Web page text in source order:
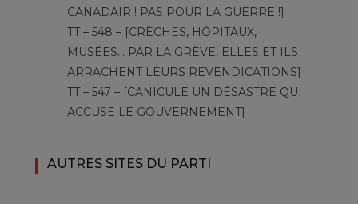
CANADAIR ! PAS POUR LA GUERRE !]
TT – 548 – [CRÈCHES, HÔPITAUX,
MUSÉES… PAR LA GRÈVE, ELLES ET ILS
ARRACHENT LEURS REVENDICATIONS]
TT – 547 – [CANICULE UN DÉSASTRE QUI
ACCUSE LE GOUVERNEMENT]
AUTRES SITES DU PARTI